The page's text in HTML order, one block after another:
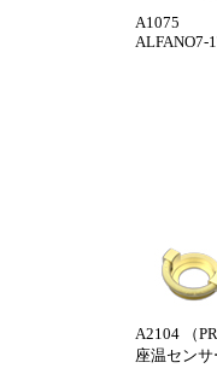
A1075
ALFANO7-
A2104 （
座温センサ